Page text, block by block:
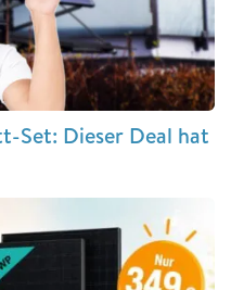
Set: Dieser Deal hat